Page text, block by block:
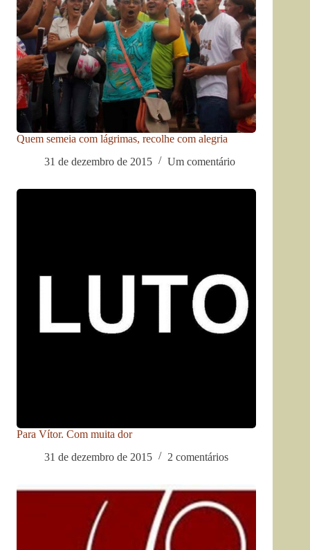
Quem semeia com lágrimas, recolhe com alegria
31 de dezembro de 2015
Um comentário
Para Vítor. Com muita dor
31 de dezembro de 2015
2 comentários